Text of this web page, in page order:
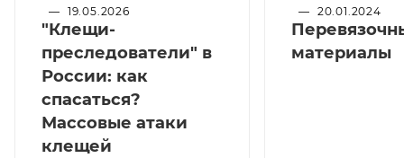
— 19.05.2026
"Клещи-
преследователи" в
России: как
спасаться?
Массовые атаки
клещей
— 20.01.2024
материалы